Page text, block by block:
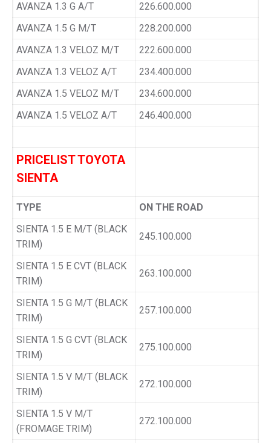
AVANZA 1.3 G A/T
226.600.000
AVANZA 1.5 G M/T
228.200.000
AVANZA 1.3 VELOZ M/T
222.600.000
AVANZA 1.3 VELOZ A/T
234.400.000
AVANZA 1.5 VELOZ M/T
234.600.000
AVANZA 1.5 VELOZ A/T
246.400.000
PRICELIST TOYOTA
SIENTA
TYPE
ON THE ROAD
SIENTA 1.5 E M/T (BLACK
TRIM)
245.100.000
SIENTA 1.5 E CVT (BLACK
TRIM)
263.100.000
SIENTA 1.5 G M/T (BLACK
TRIM)
257.100.000
SIENTA 1.5 G CVT (BLACK
TRIM)
275.100.000
SIENTA 1.5 V M/T (BLACK
TRIM)
272.100.000
SIENTA 1.5 V M/T
(FROMAGE TRIM)
272.100.000